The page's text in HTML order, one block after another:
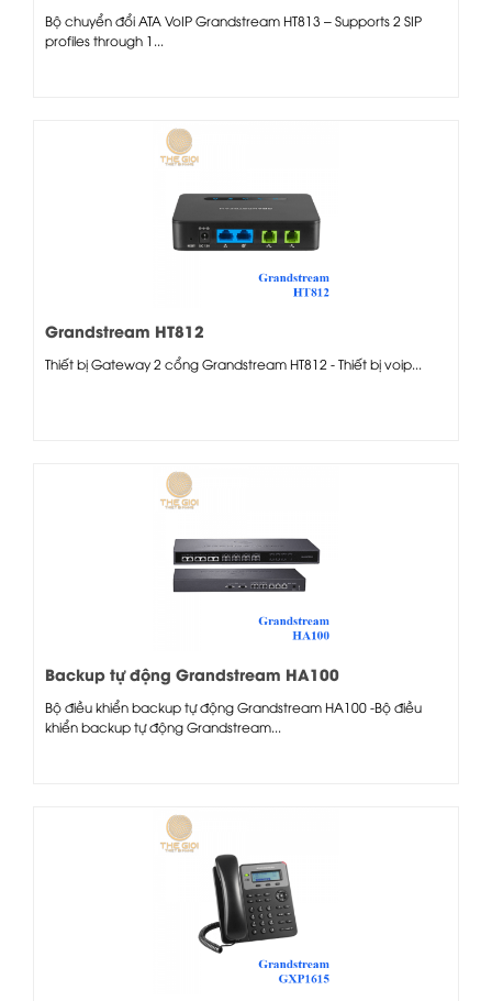
Bộ chuyển đổi ATA VoIP Grandstream HT813 – Supports 2 SIP
profiles through 1...
Grandstream HT812
Thiết bị Gateway 2 cổng Grandstream HT812 - Thiết bị voip...
Backup tự động Grandstream HA100
Bộ điều khiển backup tự động Grandstream HA100 -Bộ điều
khiển backup tự động Grandstream...